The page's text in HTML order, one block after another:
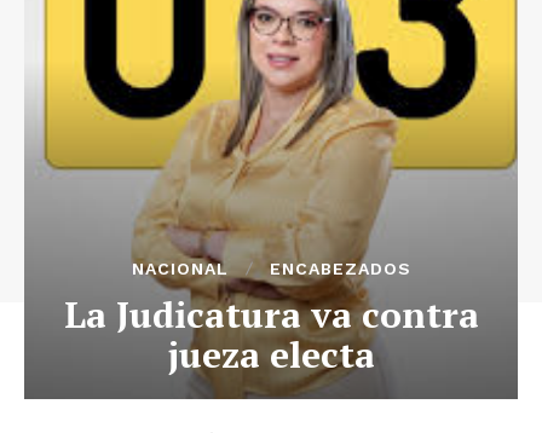
NACIONAL ENCABEZADOS
La Judicatura va contra
jueza electa